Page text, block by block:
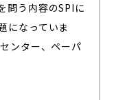
問う内容のSPIに
になっていま
ンター、ペーパ